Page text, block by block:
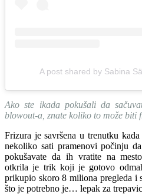
A post shared by Sabina
Ako ste ikada pokušali da
blowout-a, znate koliko to može biti
Frizura je savršena u trenutku
nekoliko sati pramenovi počinju
pokušavate da ih vratite na
otkrila je trik koji je gotovo
prikupio skoro 8 miliona pregleda i
što je potrebno je… lepak za